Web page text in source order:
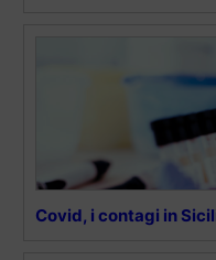
Covid, i contagi in